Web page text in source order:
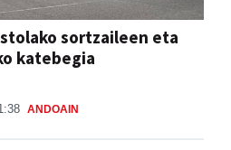
sortzaileen eta
katebegia
ANDOAIN